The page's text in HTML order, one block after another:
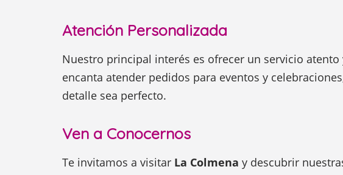
Atención Personalizada
Nuestro principal interés es ofrecer un servicio
encanta atender pedidos para eventos y
detalle sea perfecto.
Ven a Conocernos
Te invitamos a visitar La Colmena y descubrir